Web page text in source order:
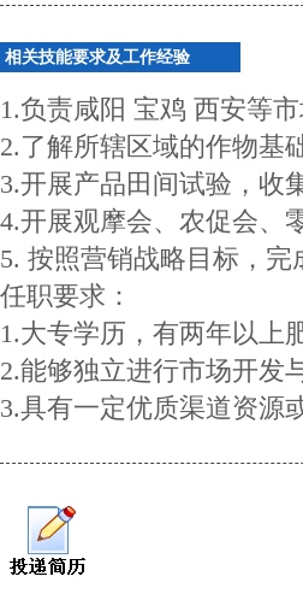
相关技能要求及工作经验
1.负责咸阳 宝鸡 西安等
2.了解所辖区域的作物基
3.开展产品田间试验，收
4.开展观摩会、农促会、
5. 按照营销战略目标，
任职要求：
1.大专学历，有两年以上
2.能够独立进行市场开发
3.具有一定优质渠道资源